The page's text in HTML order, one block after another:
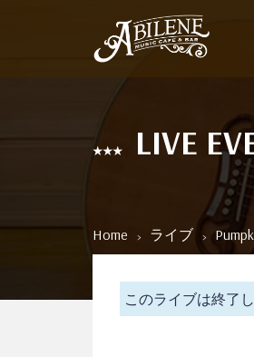
LIVE
Home ライブ
このライブは終了し